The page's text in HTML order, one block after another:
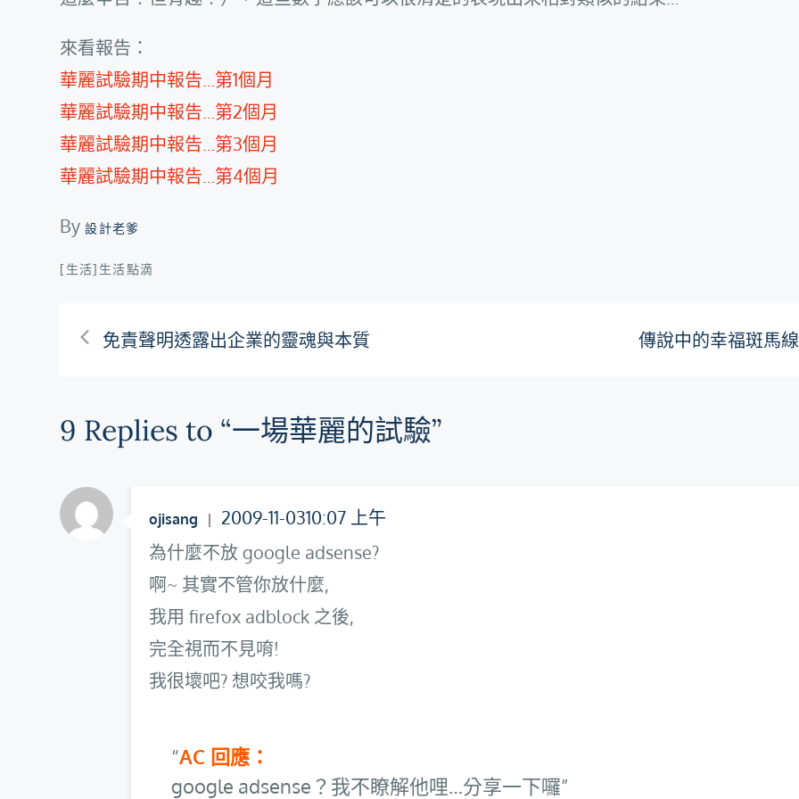
來看報告：
華麗試驗期中報告…第1個月
華麗試驗期中報告…第2個月
華麗試驗期中報告…第3個月
華麗試驗期中報告…第4個月
By設計老爹
[生活]生活點滴
文
導
覽
免責聲明透露出企業的靈魂與本質 傳說中的幸福斑馬線
9 Replies to “一場華麗的試驗”
ojisang
2009-11-0310:07 上午
為什麼不放 google adsense?
啊~ 其實不管你放什麼,
我用 firefox adblock 之後,
完全視而不見唷!
我很壞吧? 想咬我嗎?
AC 回應：
google adsense？我不瞭解他哩…分享一下囉